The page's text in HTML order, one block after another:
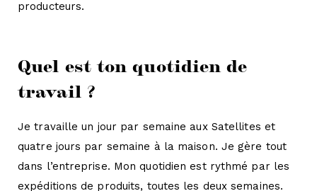
producteurs.
Quel est ton quotidien de
travail ?
Je travaille un jour par semaine aux Satellites et
quatre jours par semaine à la maison. Je gère tout
dans l’entreprise. Mon quotidien est rythmé par les
expéditions de produits, toutes les deux semaines.